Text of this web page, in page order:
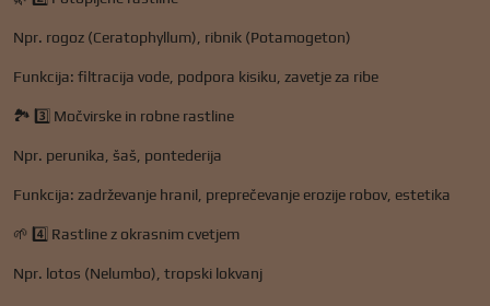
Npr. rogoz (Ceratophyllum), ribnik (Potamogeton)
Funkcija: filtracija vode, podpora kisiku, zavetje za ribe
🏞️ 3️⃣ Močvirske in robne rastline
Npr. perunika, šaš, pontederija
Funkcija: zadrževanje hranil, preprečevanje erozije robov, estetika
🌱 4️⃣ Rastline z okrasnim cvetjem
Npr. lotos (Nelumbo), tropski lokvanj